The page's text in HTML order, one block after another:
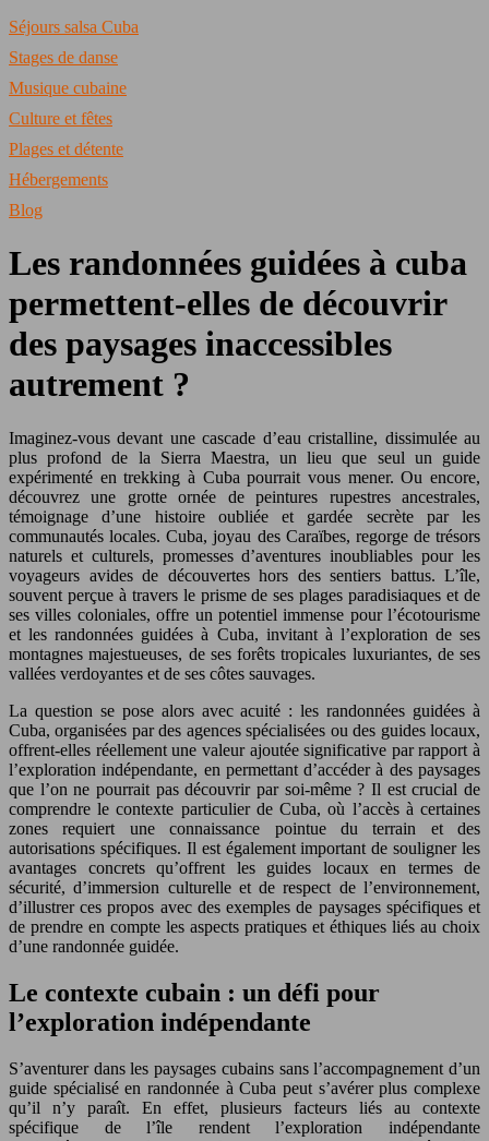
Séjours salsa Cuba
Stages de danse
Musique cubaine
Culture et fêtes
Plages et détente
Hébergements
Blog
Les randonnées guidées à cuba
permettent-elles de découvrir
des paysages inaccessibles
autrement ?
Imaginez-vous devant une cascade d’eau cristalline, dissimulée au
plus profond de la Sierra Maestra, un lieu que seul un guide
expérimenté en trekking à Cuba pourrait vous mener. Ou encore,
découvrez une grotte ornée de peintures rupestres ancestrales,
témoignage d’une histoire oubliée et gardée secrète par les
communautés locales. Cuba, joyau des Caraïbes, regorge de trésors
naturels et culturels, promesses d’aventures inoubliables pour les
voyageurs avides de découvertes hors des sentiers battus. L’île,
souvent perçue à travers le prisme de ses plages paradisiaques et de
ses villes coloniales, offre un potentiel immense pour l’écotourisme
et les randonnées guidées à Cuba, invitant à l’exploration de ses
montagnes majestueuses, de ses forêts tropicales luxuriantes, de ses
vallées verdoyantes et de ses côtes sauvages.
La question se pose alors avec acuité : les randonnées guidées à
Cuba, organisées par des agences spécialisées ou des guides locaux,
offrent-elles réellement une valeur ajoutée significative par rapport à
l’exploration indépendante, en permettant d’accéder à des paysages
que l’on ne pourrait pas découvrir par soi-même ? Il est crucial de
comprendre le contexte particulier de Cuba, où l’accès à certaines
zones requiert une connaissance pointue du terrain et des
autorisations spécifiques. Il est également important de souligner les
avantages concrets qu’offrent les guides locaux en termes de
sécurité, d’immersion culturelle et de respect de l’environnement,
d’illustrer ces propos avec des exemples de paysages spécifiques et
de prendre en compte les aspects pratiques et éthiques liés au choix
d’une randonnée guidée.
Le contexte cubain : un défi pour
l’exploration indépendante
S’aventurer dans les paysages cubains sans l’accompagnement d’un
guide spécialisé en randonnée à Cuba peut s’avérer plus complexe
qu’il n’y paraît. En effet, plusieurs facteurs liés au contexte
spécifique de l’île rendent l’exploration indépendante